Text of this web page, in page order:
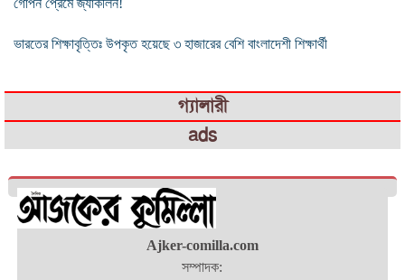
ভারতের শিক্ষাবৃত্তিঃ উপকৃত হয়েছে ৩ হাজারের বেশি বাংলাদেশী শিক্ষার্থী
গ্যালারী
ads
Ajker-comilla.com
সম্পাদক: